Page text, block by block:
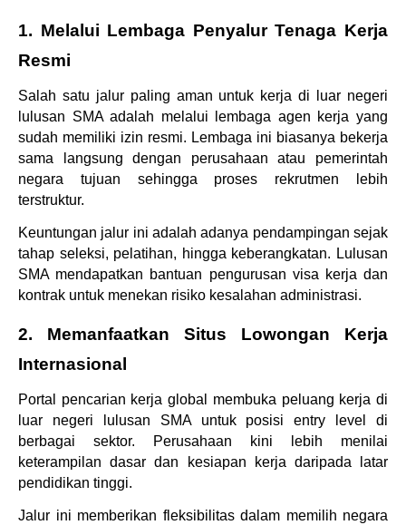
1. Melalui Lembaga Penyalur Tenaga Kerja
Resmi
Salah satu jalur paling aman untuk kerja di luar negeri
lulusan SMA adalah melalui lembaga agen kerja yang
sudah memiliki izin resmi. Lembaga ini biasanya bekerja
sama langsung dengan perusahaan atau pemerintah
negara tujuan sehingga proses rekrutmen lebih
terstruktur.
Keuntungan jalur ini adalah adanya pendampingan sejak
tahap seleksi, pelatihan, hingga keberangkatan. Lulusan
SMA mendapatkan bantuan pengurusan visa kerja dan
kontrak untuk menekan risiko kesalahan administrasi.
2. Memanfaatkan Situs Lowongan Kerja
Internasional
Portal pencarian kerja global membuka peluang kerja di
luar negeri lulusan SMA untuk posisi entry level di
berbagai sektor. Perusahaan kini lebih menilai
keterampilan dasar dan kesiapan kerja daripada latar
pendidikan tinggi.
Jalur ini memberikan fleksibilitas dalam memilih negara